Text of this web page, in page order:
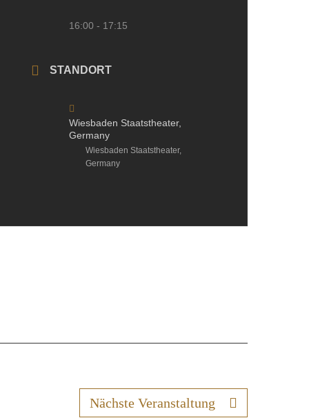
16:00 - 17:15
STANDORT
Wiesbaden Staatstheater,
Germany
Wiesbaden Staatstheater,
Germany
Nächste Veranstaltung